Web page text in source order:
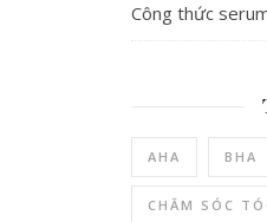
Công thức
AHA BHA
CHĂM SÓC